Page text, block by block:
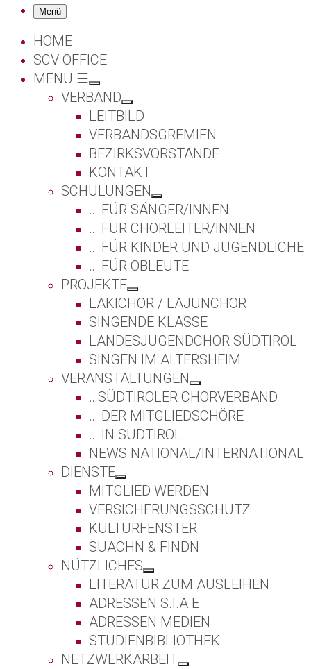
Menü
HOME
SCV OFFICE
MENÜ ☰
VERBAND
LEITBILD
VERBANDSGREMIEN
BEZIRKSVORSTÄNDE
KONTAKT
SCHULUNGEN
… FÜR SÄNGER/INNEN
… FÜR CHORLEITER/INNEN
… FÜR KINDER UND JUGENDLICHE
… FÜR OBLEUTE
PROJEKTE
LAKICHOR / LAJUNCHOR
SINGENDE KLASSE
LANDESJUGENDCHOR SÜDTIROL
SINGEN IM ALTERSHEIM
VERANSTALTUNGEN
…SÜDTIROLER CHORVERBAND
… DER MITGLIEDSCHÖRE
… IN SÜDTIROL
NEWS NATIONAL/INTERNATIONAL
DIENSTE
MITGLIED WERDEN
VERSICHERUNGSSCHUTZ
KULTURFENSTER
SUACHN & FINDN
NÜTZLICHES
LITERATUR ZUM AUSLEIHEN
ADRESSEN S.I.A.E
ADRESSEN MEDIEN
STUDIENBIBLIOTHEK
NETZWERKARBEIT